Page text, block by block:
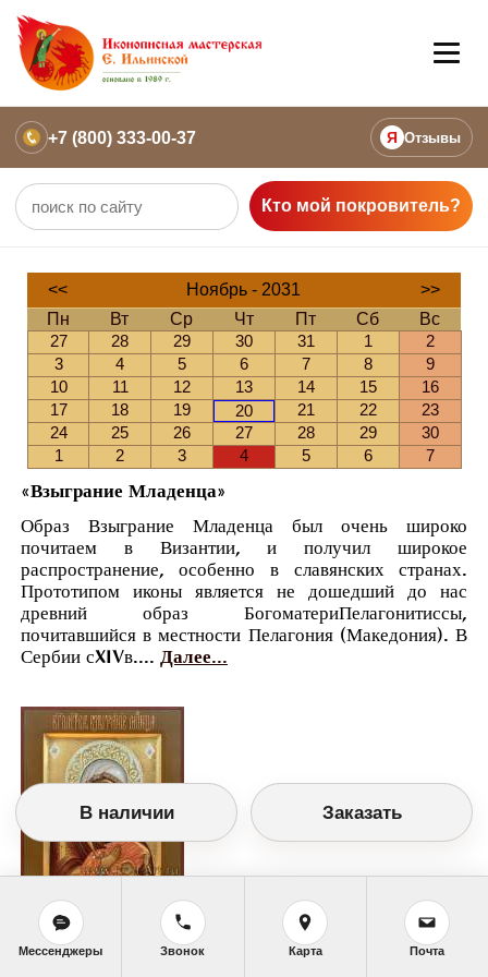
+7 (800) 333-00-37 Я Отзывы
Кто мой покровитель?
<< Ноябрь - 2031
>>
Пн
Вт Ср Чт Пт Сб
Вс
27
28 29 30 31 1
2
3
4 5 6 7 8
9
10
11 12 13 14 15
16
17
18 19 20 21 22
23
24
25 26 27 28 29
30
1
2 3 4 5 6 7
«Взыграние Младенца»
Образ Взыграние Младенца был очень широко
почитаем в Византии, и получил широкое
распространение, особенно в славянских странах.
Прототипом иконы является не дошедший до нас
древний образ БогоматериПелагонитиссы,
почитавшийся в местности Пелагония (Македония). В
Сербии сXIVв.... Далее...
Православный календарь
В наличии Заказать
Мессенджеры Звонок Карта Почта